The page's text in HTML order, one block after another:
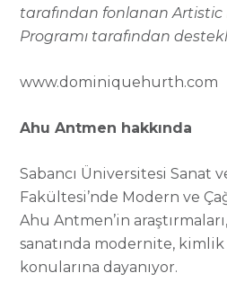
tarafından fonlanan Artistic
Programı tarafından
www.dominiquehurth.com
Ahu Antmen hakkında
Sabancı Üniversitesi Sanat
Fakültesi’nde Modern ve
Ahu Antmen’in
sanatında modernite,
konularına dayanıyor.